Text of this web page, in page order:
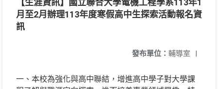
【生涯資訊】國立聯合大學電機工程學系113年1
月至2月辦理113年度寒假高中生探索活動報名資
訊
發布單位： 輔導室 |
一、本校為強化與高中聯結，增進高中學子對大學課